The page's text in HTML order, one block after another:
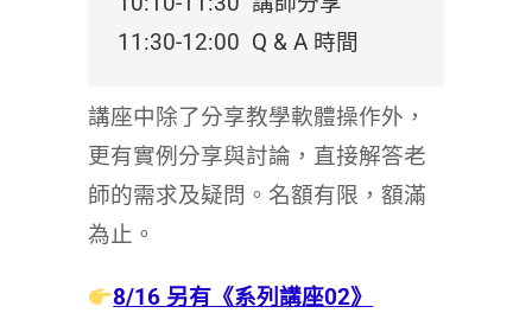
11:30-12:00 Q & A 時間
講座中除了分享教學軟體操作外，
更有實例分享與討論，直接解答老
師的需求及疑問。名額有限，額滿
為止。
8/16 另有《系列講座02》